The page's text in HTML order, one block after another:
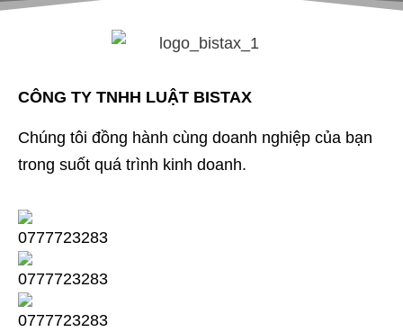
CÔNG TY TNHH LUẬT BISTAX
Chúng tôi đồng hành cùng doanh nghiệp của bạn
trong suốt quá trình kinh doanh.